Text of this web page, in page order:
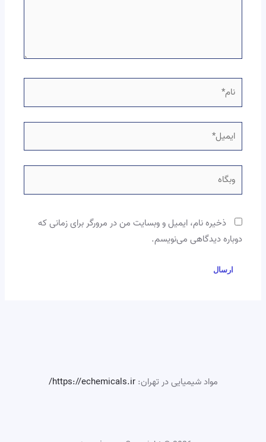
نام*
وبگاه
ذخیره نام، ایمیل و وبسایت من در مرورگر برای زمانی که
دوباره دیدگاهی می‌نویسم.
مواد شیمیایی در تهران:https://echemicals.ir/